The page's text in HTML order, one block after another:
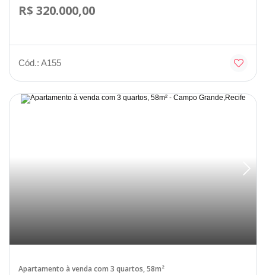
R$ 320.000,00
Cód.: A155
Apartamento à venda com 3 quartos, 58m²